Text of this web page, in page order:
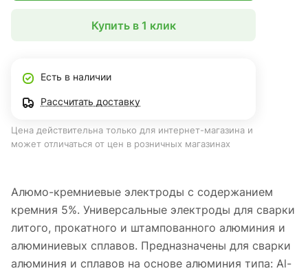
Купить в 1 клик
Есть в наличии
Рассчитать доставку
Цена действительна только для интернет-магазина и
может отличаться от цен в розничных магазинах
Алюмо-кремниевые электроды с содержанием
кремния 5%. Универсальные электроды для сварки
литого, прокатного и штампованного алюминия и
алюминиевых сплавов. Предназначены для сварки
алюминия и сплавов на основе алюминия типа: Al-